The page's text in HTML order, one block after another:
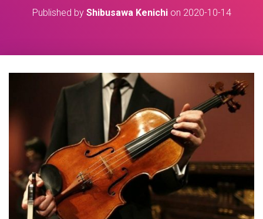
O
N
Published by Shibusawa Kenichion 2020-10-14